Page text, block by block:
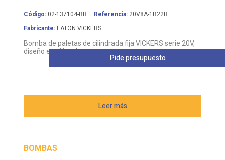
Código: 02-137104-BR Referencia: 20V8A-1B22R
Fabricante: EATON VICKERS
Bomba de paletas de cilindrada fija VICKERS serie 20V,
diseño equilibrado
Leer más
Pide presupuesto
BOMBAS